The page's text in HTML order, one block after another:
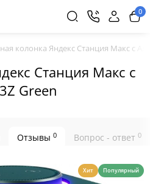
0
колонка Яндекс Станция Макс c
Станция Макс с
Green
Отзывы 0 Вопрос - ответ 0
Хит Популярный